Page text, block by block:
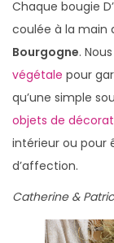
Chaque bougie
coulée à la main
Bourgogne.
végétale pour
qu’une simple
objets de
intérieur ou
d’affection.
Catherine &